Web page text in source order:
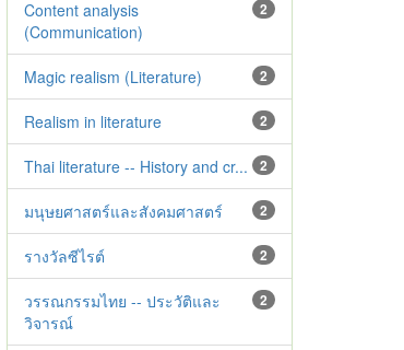
2
Content analysis
(Communication)
2
Magic realism (Literature)
2
Realism in literature
2
Thai literature -- History and cr...
2
มนุษยศาสตร์และสังคมศาสตร์
2
รางวัลซีไรต์
2
วรรณกรรมไทย -- ประวัติและ
วิจารณ์